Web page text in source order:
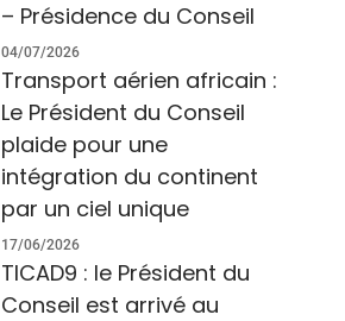
– Présidence du Conseil
04/07/2026
Transport aérien africain :
Le Président du Conseil
plaide pour une
intégration du continent
par un ciel unique
17/06/2026
TICAD9 : le Président du
Conseil est arrivé au